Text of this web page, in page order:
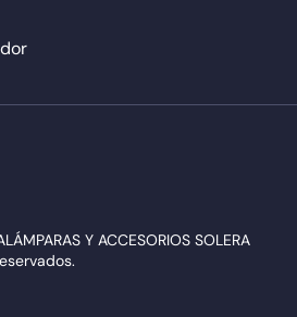
Y ACCESORIOS SOLERA